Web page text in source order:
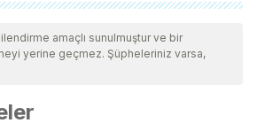
kalitelerini, güvenilirliklerini,
sağlamak için ekibimiz
incelendi. Bu makalenin bibliyografisi
amaçlı sunulmuştur ve bir
yerine geçmez. Şüpheleriniz varsa,